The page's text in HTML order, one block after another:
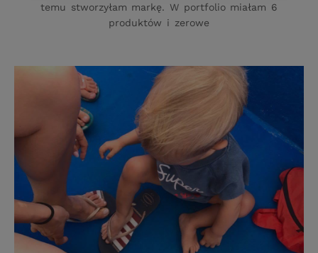
temu stworzyłam markę. W portfolio miałam 6
produktów i zerowe